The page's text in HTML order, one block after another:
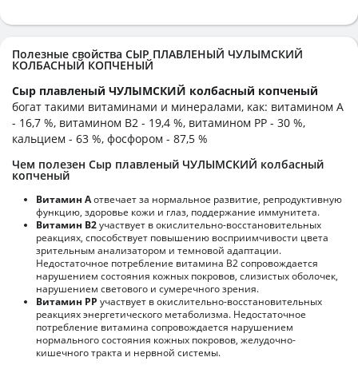
Полезные свойства СЫР ПЛАВЛЕНЫЙ ЧУЛЫМСКИЙ
КОЛБАСНЫЙ КОПЧЕНЫЙ
Сыр плавленый ЧУЛЫМСКИЙ колбасный копченый
богат такими витаминами и минералами, как: витамином А
- 16,7 %, витамином B2 - 19,4 %, витамином PP - 30 %,
кальцием - 63 %, фосфором - 87,5 %
Чем полезен Сыр плавленый ЧУЛЫМСКИЙ колбасный
копченый
Витамин Аотвечает за нормальное развитие, репродуктивную
функцию, здоровье кожи и глаз, поддержание иммунитета.
Витамин В2участвует в окислительно-восстановительных
реакциях, способствует повышению восприимчивости цвета
зрительным анализатором и темновой адаптации.
Недостаточное потребление витамина В2 сопровождается
нарушением состояния кожных покровов, слизистых оболочек,
нарушением светового и сумеречного зрения.
Витамин РР участвует в окислительно-восстановительных
реакциях энергетического метаболизма. Недостаточное
потребление витамина сопровождается нарушением
нормального состояния кожных покровов, желудочно-
кишечного тракта и нервной системы.